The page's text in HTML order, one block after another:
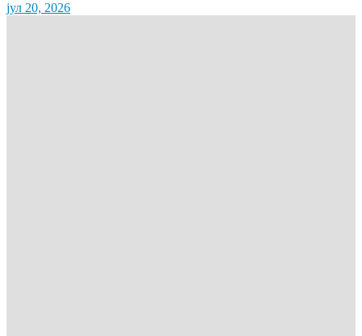
јул 20, 2026